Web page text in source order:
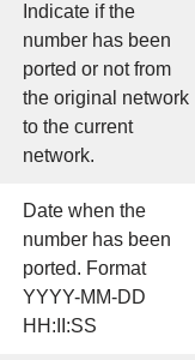
Indicate if the
number has been
ported or not from
the original network
to the current
network.
Date when the
number has been
ported. Format
YYYY-MM-DD
HH:II:SS